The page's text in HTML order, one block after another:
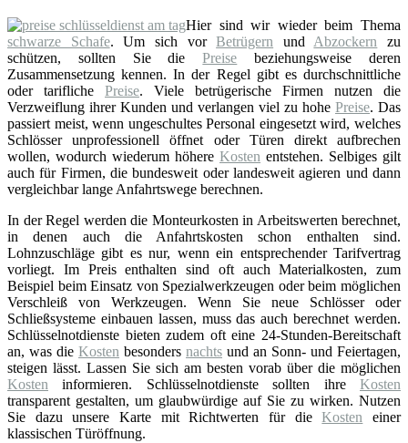
Hier sind wir wieder beim Thema
schwarze Schafe. Um sich vorBetrügern undAbzockern zu
schützen, sollten Sie diePreise beziehungsweise deren
Zusammensetzung kennen. In der Regel gibt es durchschnittliche
oder tarifliche Preise. Viele betrügerische Firmen nutzen die
Verzweiflung ihrer Kunden und verlangen viel zu hohe Preise. Das
passiert meist, wenn ungeschultes Personal eingesetzt wird, welches
Schlösser unprofessionell öffnet oder Türen direkt aufbrechen
wollen, wodurch wiederum höhere Kosten entstehen. Selbiges gilt
auch für Firmen, die bundesweit oder landesweit agieren und dann
vergleichbar lange Anfahrtswege berechnen.
In der Regel werden die Monteurkosten in Arbeitswerten berechnet,
in denen auch die Anfahrtskosten schon enthalten sind.
Lohnzuschläge gibt es nur, wenn ein entsprechender Tarifvertrag
vorliegt. Im Preis enthalten sind oft auch Materialkosten, zum
Beispiel beim Einsatz von Spezialwerkzeugen oder beim möglichen
Verschleiß von Werkzeugen. Wenn Sie neue Schlösser oder
Schließsysteme einbauen lassen, muss das auch berechnet werden.
Schlüsselnotdienste bieten zudem oft eine 24-Stunden-Bereitschaft
an, was die Kosten besonders nachts und an Sonn- und Feiertagen,
steigen lässt. Lassen Sie sich am besten vorab über die möglichen
Kosten informieren. Schlüsselnotdienste sollten ihre Kosten
transparent gestalten, um glaubwürdige auf Sie zu wirken. Nutzen
Sie dazu unsere Karte mit Richtwerten für dieKosten einer
klassischen Türöffnung.